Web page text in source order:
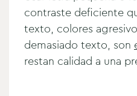
contraste deficiente
texto, colores
demasiado texto, son
restan calidad a una